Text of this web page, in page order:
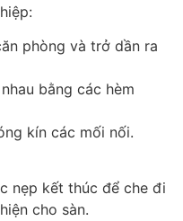
phòng và trở dần ra
bằng các hèm
kín các mối nối.
nẹp kết thúc để che đi
cho sàn.